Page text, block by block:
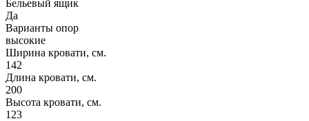
Бельевый ящик
Да
Варианты опор
высокие
Ширина кровати, см.
142
Длина кровати, см.
200
Высота кровати, см.
123